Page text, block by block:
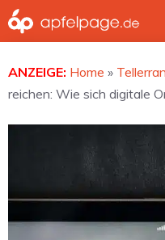
Zum
Inhalt
ANZEIGE: Home »
reichen: Wie sich digitale